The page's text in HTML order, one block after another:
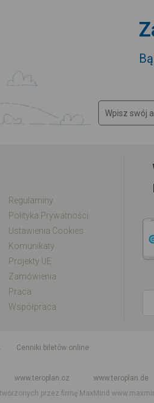
Regulaminy
Polityka Prywatności
Ustawienia Cookies
Komunikaty
Projekty UE
Zamówienia
Praca
Współpraca
Cenniki biletów online
www.teroplan.cz
www.teroplan.de
przez firmę MaxMind